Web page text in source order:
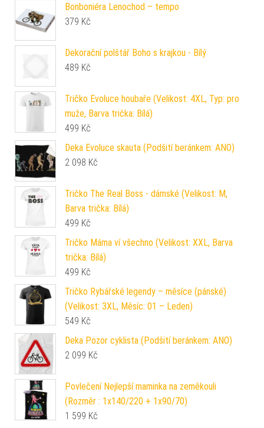
Bonboniéra Lenochod – tempo
379 Kč
Dekorační polštář Boho s krajkou - Bílý
489 Kč
Tričko Evoluce houbaře (Velikost: 4XL, Typ: pro
muže, Barva trička: Bílá)
499 Kč
Deka Evoluce skauta (Podšití beránkem: ANO)
2 098 Kč
Tričko The Real Boss - dámské (Velikost: M,
Barva trička: Bílá)
499 Kč
Tričko Máma ví všechno (Velikost: XXL, Barva
trička: Bílá)
499 Kč
Tričko Rybářské legendy – měsíce (pánské)
(Velikost: 3XL, Měsíc: 01 – Leden)
549 Kč
Deka Pozor cyklista (Podšití beránkem: ANO)
2 099 Kč
Povlečení Nejlepší maminka na zeměkouli
(Rozměr : 1x140/220 + 1x90/70)
1 599 Kč